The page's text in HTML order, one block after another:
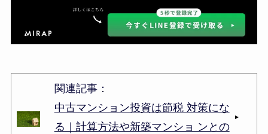
関連記事：
中古マンション投資は節税 対策にな
る｜計算方法や新築マンショ ンとの